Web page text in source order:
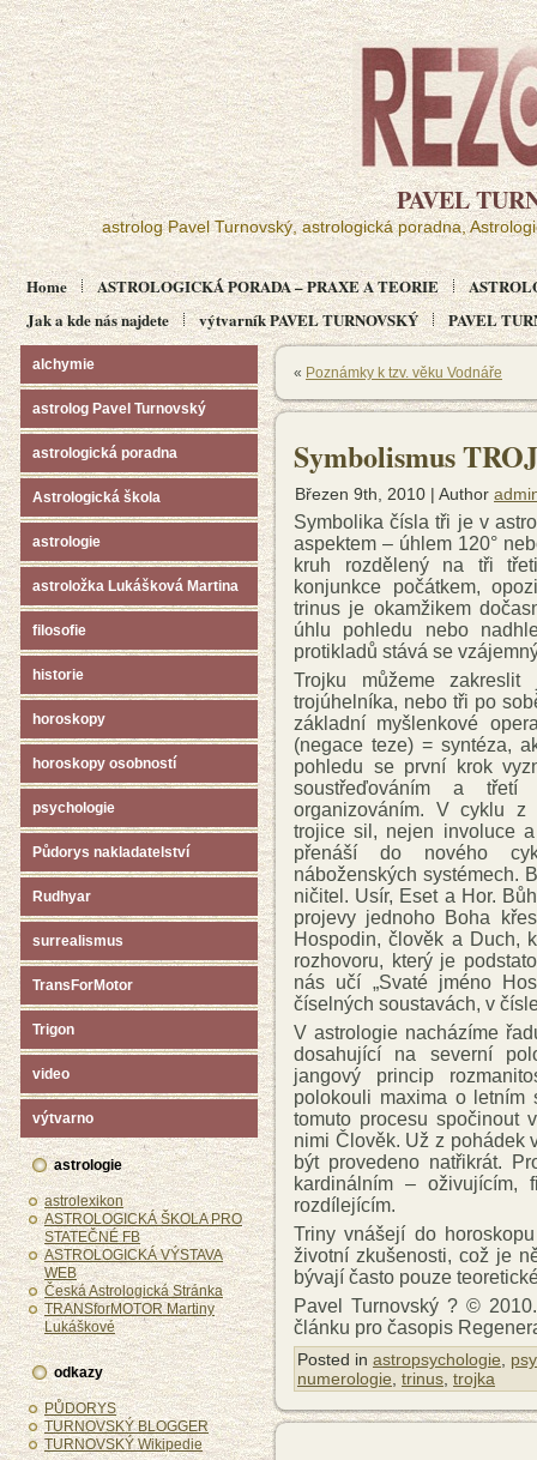
PAVEL
astrolog Pavel Turnovský, astrologická poradna,
Home ASTROLOGICKÁ PORADA – PRAXE A TEORIE
Jak a kde nás najdete
výtvarník PAVEL TURNOVSKÝ PAVEL
alchymie
astrolog Pavel Turnovský
astrologická poradna
Astrologická škola
astrologie
astroložka Lukášková Martina
filosofie
historie
horoskopy
horoskopy osobností
psychologie
Půdorys nakladatelství
Rudhyar
surrealismus
TransForMotor
Trigon
video
výtvarno
astrologie
astrolexikon
ASTROLOGICKÁ ŠKOLA PRO
STATEČNÉ FB
ASTROLOGICKÁ VÝSTAVA
WEB
Česká Astrologická Stránka
TRANSforMOTOR Martiny
Lukáškové
odkazy
PŮDORYS
TURNOVSKÝ BLOGGER
TURNOVSKÝ Wikipedie
« Poznámky k tzv. věku Vodnáře
Symbolismus
Březen 9th, 2010 | Author
Symbolika čísla tři je v
aspektem – úhlem 120°
kruh rozdělený na tři
konjunkce počátkem,
trinus je okamžikem
úhlu pohledu nebo
protikladů stává se
Trojku můžeme zakreslit
trojúhelníka, nebo tři po
základní myšlenkové
(negace teze) = syntéza,
pohledu se první krok
soustřeďováním a třetí
organizováním. V cyklu z
trojice sil, nejen involuce
přenáší do nového
náboženských systémech.
ničitel. Usír, Eset a Hor.
projevy jednoho Boha
Hospodin, člověk a Duch,
rozhovoru, který je
nás učí „Svaté jméno
číselných soustavách, v
V astrologie nacházíme
dosahující na severní
jangový princip
polokouli maxima o letním
tomuto procesu spočinout
nimi Člověk. Už z pohádek
být provedeno natřikrát.
kardinálním – oživujícím,
rozdílejícím.
Triny vnášejí do
životní zkušenosti, což je
bývají často pouze
Pavel Turnovský ? ©
článku pro časopis
Posted in astropsychologie
numerologie trinus trojka